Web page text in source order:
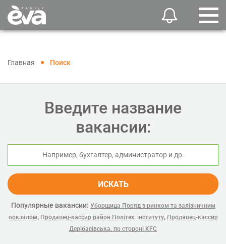
Главная Поиск
Введите название
вакансии:
ИСКАТЬ
Популярные вакансии: Уборщица Поряд з ринком та залізничним
вокзалом, Продавец-кассир район Політех. інституту, Продавец-кассир
Дерібасівська, по стороні KFC